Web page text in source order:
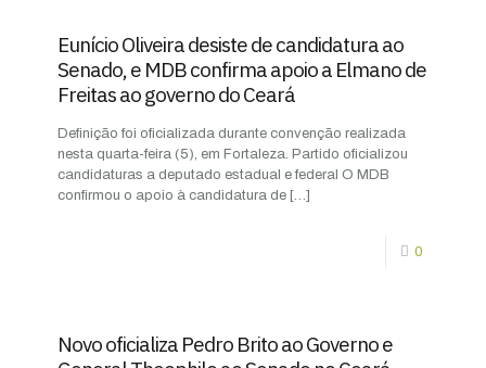
Eunício Oliveira desiste de candidatura ao
Senado, e MDB confirma apoio a Elmano de
Freitas ao governo do Ceará
Definição foi oficializada durante convenção realizada
nesta quarta-feira (5), em Fortaleza. Partido oficializou
candidaturas a deputado estadual e federal O MDB
confirmou o apoio à candidatura de […]
0
Novo oficializa Pedro Brito ao Governo e